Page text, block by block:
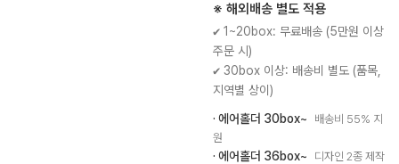
※ 해외배송 별도 적용
✔ 1~20box: 무료배송 (5만원 이상
주문 시)
✔ 30box 이상: 배송비 별도 (품목,
지역별 상이)
· 에어홀더 30box~
배송비 55% 지
원
· 에어홀더 36box~
디자인 2종 제작